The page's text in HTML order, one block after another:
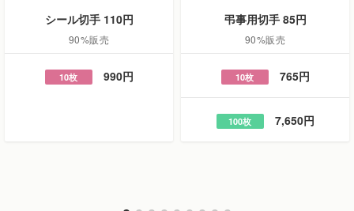
シール切手 110円
90%販売
10枚 990円
弔事用切手 85円
90%販売
10枚 765円
100枚 7,650円